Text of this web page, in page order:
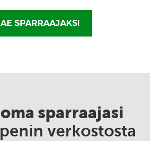
SPARRAAJAKSI
sparraajasi
verkostosta